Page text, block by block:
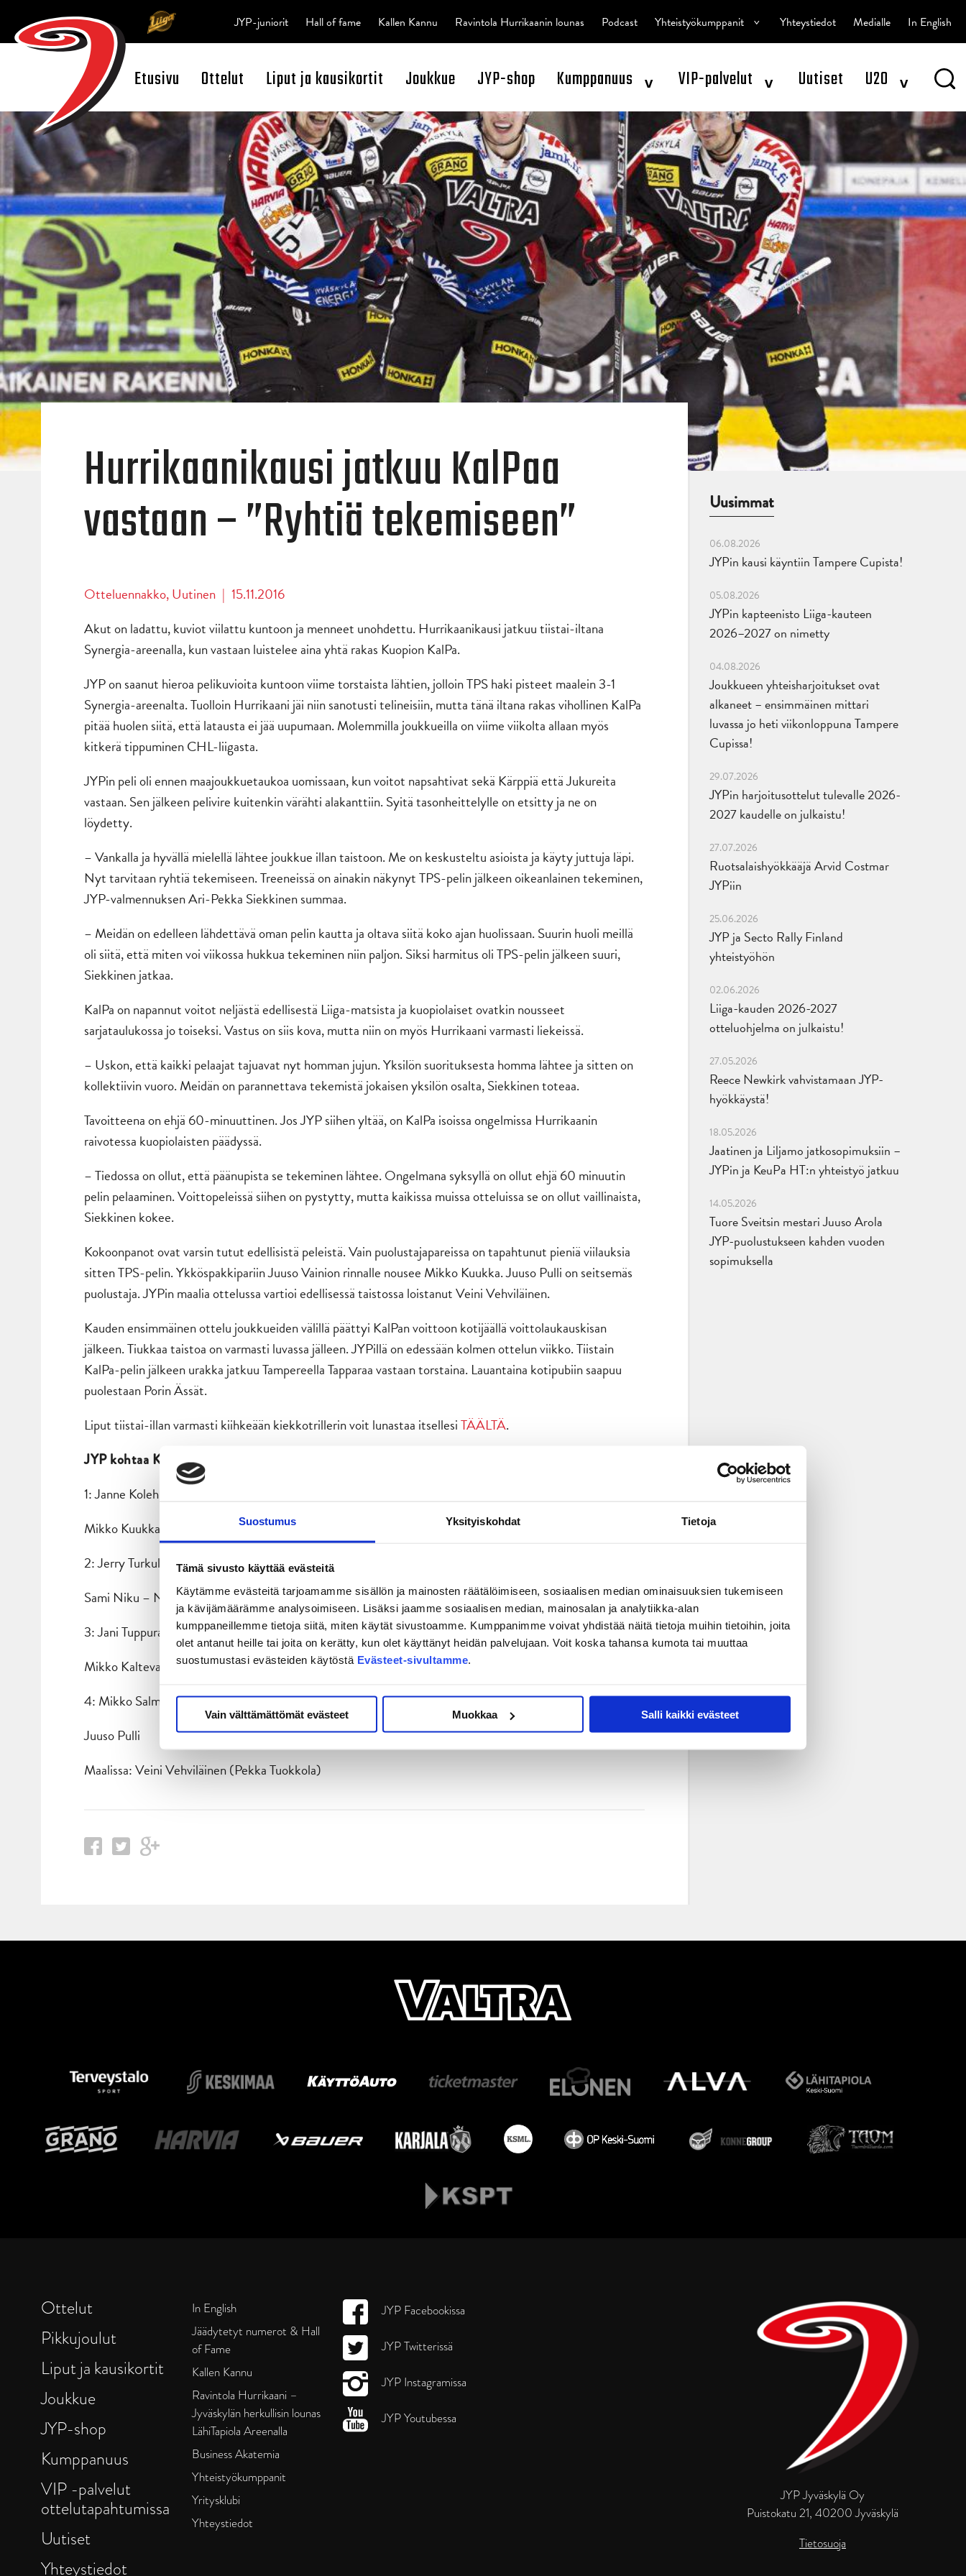
Suostumus Yksityiskohdat Tietoja
Tämä sivusto käyttää evästeitä
Käytämme evästeitä tarjoamamme sisällön ja mainosten räätälöimiseen, sosiaalisen median ominaisuuksien tukemiseen
ja kävijämäärämme analysoimiseen. Lisäksi jaamme sosiaalisen median, mainosalan ja analytiikka-alan
kumppaneillemme tietoja siitä, miten käytät sivustoamme. Kumppanimme voivat yhdistää näitä tietoja muihin tietoihin, joita
olet antanut heille tai joita on kerätty, kun olet käyttänyt heidän palvelujaan. Voit koska tahansa kumota tai muuttaa
suostumustasi evästeiden käytöstä Evästeet-sivultamme.
Vain välttämättömät evästeet Muokkaa Salli kaikki evästeet
Open Search
Etusivu Ottelut Liput ja kausikortit Joukkue JYP-shop Kumppanuus ^ VIP-palvelut ^ Uutiset U20 ^
JYP-juniorit Hall of fame Kallen Kannu Ravintola Hurrikaanin lounas Podcast Yhteistyökumppanit ^ Yhteystiedot Medialle In English
Hurrikaanikausi jatkuu KalPaa
vastaan – ”Ryhtiä tekemiseen”
Otteluennakko,Uutinen | 15.11.2016
Akut on ladattu, kuviot viilattu kuntoon ja menneet unohdettu. Hurrikaanikausi jatkuu tiistai-iltana
Synergia-areenalla, kun vastaan luistelee aina yhtä rakas Kuopion KalPa.
JYP on saanut hieroa pelikuvioita kuntoon viime torstaista lähtien, jolloin TPS haki pisteet maalein 3-1
Synergia-areenalta. Tuolloin Hurrikaani jäi niin sanotusti telineisiin, mutta tänä iltana rakas vihollinen KalPa
pitää huolen siitä, että latausta ei jää uupumaan. Molemmilla joukkueilla on viime viikolta allaan myös
kitkerä tippuminen CHL-liigasta.
JYPin peli oli ennen maajoukkuetaukoa uomissaan, kun voitot napsahtivat sekä Kärppiä että Jukureita
vastaan. Sen jälkeen pelivire kuitenkin värähti alakanttiin. Syitä tasonheittelylle on etsitty ja ne on
löydetty.
– Vankalla ja hyvällä mielellä lähtee joukkue illan taistoon. Me on keskusteltu asioista ja käyty juttuja läpi.
Nyt tarvitaan ryhtiä tekemiseen. Treeneissä on ainakin näkynyt TPS-pelin jälkeen oikeanlainen tekeminen,
JYP-valmennuksen Ari-Pekka Siekkinen summaa.
– Meidän on edelleen lähdettävä oman pelin kautta ja oltava siitä koko ajan huolissaan. Suurin huoli meillä
oli siitä, että miten voi viikossa hukkua tekeminen niin paljon. Siksi harmitus oli TPS-pelin jälkeen suuri,
Siekkinen jatkaa.
KalPa on napannut voitot neljästä edellisestä Liiga-matsista ja kuopiolaiset ovatkin nousseet
sarjataulukossa jo toiseksi. Vastus on siis kova, mutta niin on myös Hurrikaani varmasti liekeissä.
– Uskon, että kaikki pelaajat tajuavat nyt homman jujun. Yksilön suorituksesta homma lähtee ja sitten on
kollektiivin vuoro. Meidän on parannettava tekemistä jokaisen yksilön osalta, Siekkinen toteaa.
Tavoitteena on ehjä 60-minuuttinen. Jos JYP siihen yltää, on KalPa isoissa ongelmissa Hurrikaanin
raivotessa kuopiolaisten päädyssä.
– Tiedossa on ollut, että päänupista se tekeminen lähtee. Ongelmana syksyllä on ollut ehjä 60 minuutin
pelin pelaaminen. Voittopeleissä siihen on pystytty, mutta kaikissa muissa otteluissa se on ollut vaillinaista,
Siekkinen kokee.
Kokoonpanot ovat varsin tutut edellisistä peleistä. Vain puolustajapareissa on tapahtunut pieniä viilauksia
sitten TPS-pelin. Ykköspakkipariin Juuso Vainion rinnalle nousee Mikko Kuukka. Juuso Pulli on seitsemäs
puolustaja. JYPin maalia ottelussa vartioi edellisessä taistossa loistanut Veini Vehviläinen.
Kauden ensimmäinen ottelu joukkueiden välillä päättyi KalPan voittoon kotijäällä voittolaukauskisan
jälkeen. Tiukkaa taistoa on varmasti luvassa jälleen. JYPillä on edessään kolmen ottelun viikko. Tiistain
KalPa-pelin jälkeen urakka jatkuu Tampereella Tapparaa vastaan torstaina. Lauantaina kotipubiin saapuu
puolestaan Porin Ässät.
Liput tiistai-illan varmasti kiihkeään kiekkotrillerin voit lunastaa itsellesiTÄÄLTÄ.
JYP kohtaa KalPan seuraavalla kokoonpanolla:
1: Janne Kolehmainen – Valtteri Hotakainen – Tuomas Pihlman
Mikko Kuukka – Juuso Vainio
2: Jerry Turkulainen – Juha-Pekka Hytönen – Janne Tavi
Sami Niku – Nolan Yonkman
3: Jani Tuppurainen – Antti Suomela – Joonas Nättinen
Mikko Kalteva – Urho Vaakanainen
4: Mikko Salmio – Henri Kanninen – Robert Rooba
Juuso Pulli
Maalissa: Veini Vehviläinen (Pekka Tuokkola)
Uusimmat
06.08.2026
JYPin kausi käyntiin Tampere Cupista!
05.08.2026
JYPin kapteenisto Liiga-kauteen
2026–2027 on nimetty
04.08.2026
Joukkueen yhteisharjoitukset ovat
alkaneet – ensimmäinen mittari
luvassa jo heti viikonloppuna Tampere
Cupissa!
29.07.2026
JYPin harjoitusottelut tulevalle 2026-
2027 kaudelle on julkaistu!
27.07.2026
Ruotsalaishyökkääjä Arvid Costmar
JYPiin
25.06.2026
JYP ja Secto Rally Finland
yhteistyöhön
02.06.2026
Liiga-kauden 2026-2027
otteluohjelma on julkaistu!
27.05.2026
Reece Newkirk vahvistamaan JYP-
hyökkäystä!
18.05.2026
Jaatinen ja Liljamo jatkosopimuksiin –
JYPin ja KeuPa HT:n yhteistyö jatkuu
14.05.2026
Tuore Sveitsin mestari Juuso Arola
JYP-puolustukseen kahden vuoden
sopimuksella
JYP Jyväskylä Oy
Puistokatu 21, 40200 Jyväskylä
Tietosuoja
Ottelut
Pikkujoulut
Liput ja kausikortit
Joukkue
JYP-shop
Kumppanuus
VIP -palvelut
ottelutapahtumissa
Uutiset
Yhteystiedot
In English
Jäädytetyt numerot & Hall
of Fame
Kallen Kannu
Ravintola Hurrikaani –
Jyväskylän herkullisin lounas
LähiTapiola Areenalla
Business Akatemia
Yhteistyökumppanit
Yritysklubi
Yhteystiedot
JYP Facebookissa
JYP Twitterissä
JYP Instagramissa
JYP Youtubessa